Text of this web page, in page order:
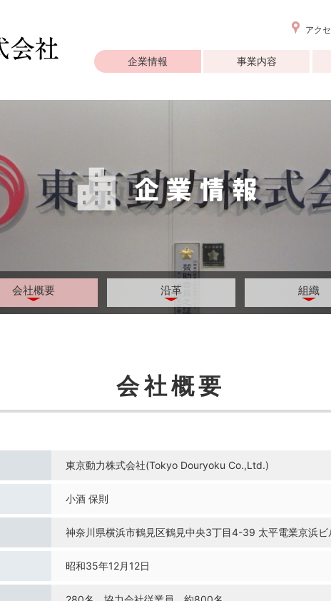
アク
企業情報 事業内容
会社概要 沿革 組織
会社概要
東京動力株式会社(Tokyo Douryoku Co.,Ltd.)
小酒 保則
神奈川県横浜市鶴見区鶴見中央3丁目4-39 太平電業京浜ビ
昭和35年12月12日